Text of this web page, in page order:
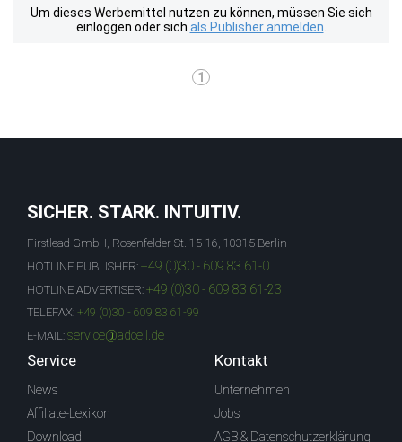
Um dieses Werbemittel nutzen zu können, müssen Sie sich
einloggen oder sich als Publisher anmelden
1
SICHER. STARK. INTUITIV.
Firstlead GmbH, Rosenfelder St. 15-16, 10315 Berlin
HOTLINE PUBLISHER: +49 (0)30 - 609 83 61-0
HOTLINE ADVERTISER: +49 (0)30 - 609 83 61-23
TELEFAX: +49 (0)30 - 609 83 61-99
E-MAIL: service@adcell.de
Service
News
Affiliate-Lexikon
Download
Kontakt
Unternehmen
Jobs
AGB & Datenschutzerklärung